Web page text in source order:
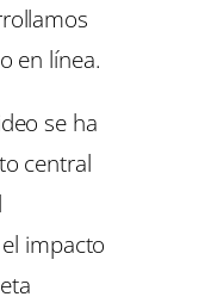
en línea.
se ha
central
impacto